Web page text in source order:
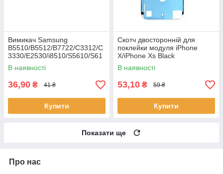
Вимикач Samsung
B5510/B5512/B7722/C3312/C
3330/E2530/i8510/S5610/S61
02
В наявності
36,90 ₴ 41 ₴
Купити
Скотч двосторонній для
поклейки модуля iPhone
X/iPhone Xs Black
В наявності
53,10 ₴ 59 ₴
Купити
Показати ще
Про нас